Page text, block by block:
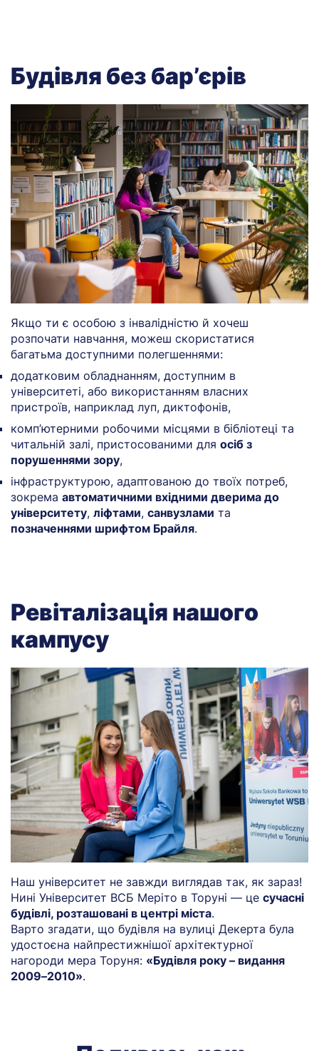
Будівля без бар’єрів
Якщо ти є особою з інвалідністю й хочеш
розпочати навчання, можеш скористатися
багатьма доступними полегшеннями:
додатковим обладнанням, доступним в
університеті, або використанням власних
пристроїв, наприклад луп, диктофонів,
комп’ютерними робочими місцями в бібліотеці та
читальній залі, пристосованими для осіб з
порушеннями зору,
інфраструктурою, адаптованою до твоїх потреб,
зокрема автоматичними вхідними дверима до
університету, ліфтами, санвузлами та
позначеннями шрифтом Брайля.
Ревіталізація нашого
кампусу
Наш університет не завжди виглядав так, як зараз!
Нині Університет ВСБ Меріто в Торуні — це сучасні
будівлі, розташовані в центрі міста.
Варто згадати, що будівля на вулиці Декерта була
удостоєна найпрестижнішої архітектурної
нагороди мера Торуня: «Будівля року – видання
2009–2010».